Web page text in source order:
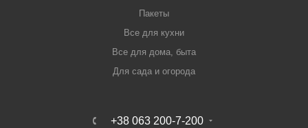
Пакеты
Все для кухни
Все для дома, быта
Для сада и огорода
+38 063 200-7-200